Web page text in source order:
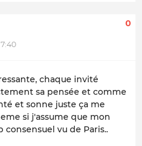
0
chaque invité
sa pensée et comme
et sonne juste ça me
si j'assume que mon
vu de Paris..